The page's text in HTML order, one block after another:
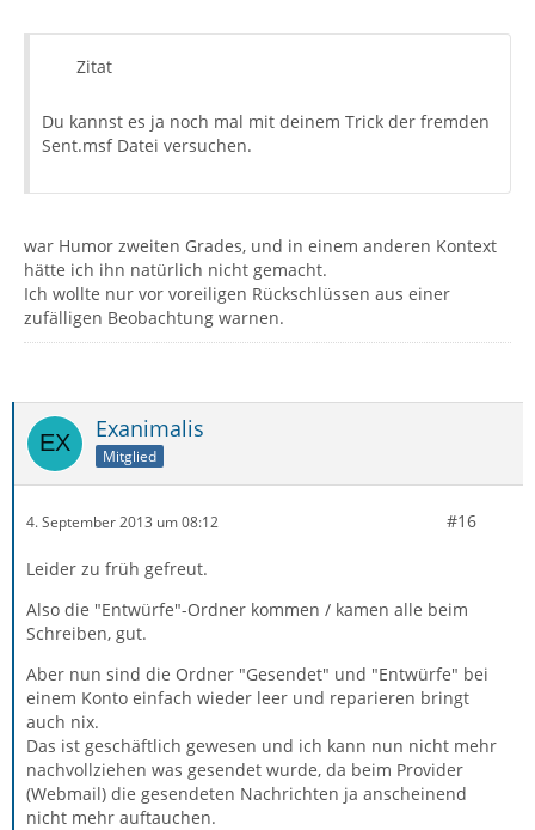
Zitat
Du kannst es ja noch mal mit deinem Trick der fremden
Sent.msf Datei versuchen.
war Humor zweiten Grades, und in einem anderen Kontext
hätte ich ihn natürlich nicht gemacht.
Ich wollte nur vor voreiligen Rückschlüssen aus einer
zufälligen Beobachtung warnen.
Exanimalis
Mitglied
4. September 2013 um 08:12 #16
Leider zu früh gefreut.
Also die "Entwürfe"-Ordner kommen / kamen alle beim
Schreiben, gut.
Aber nun sind die Ordner "Gesendet" und "Entwürfe" bei
einem Konto einfach wieder leer und reparieren bringt
auch nix.
Das ist geschäftlich gewesen und ich kann nun nicht mehr
nachvollziehen was gesendet wurde, da beim Provider
(Webmail) die gesendeten Nachrichten ja anscheinend
nicht mehr auftauchen.